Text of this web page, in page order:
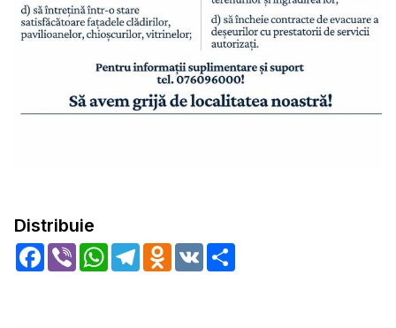
Distribuie
Facebook
Viber WhatsApp
TelegramOdnoklassniki
VK